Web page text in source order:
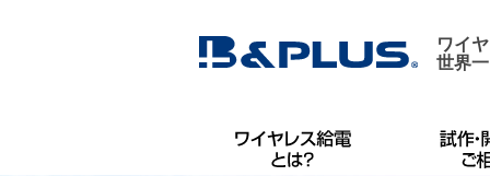
ワイ
世界